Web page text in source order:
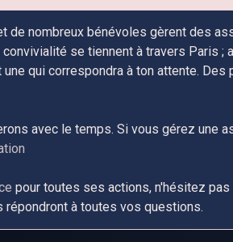
de nombreux bénévoles gèrent des
se tiennent à travers Paris ;
qui correspondra à ton attente.
avec le temps. Si vous gérez une
pour toutes ses actions, n'hésitez
répondront à toutes vos questions.